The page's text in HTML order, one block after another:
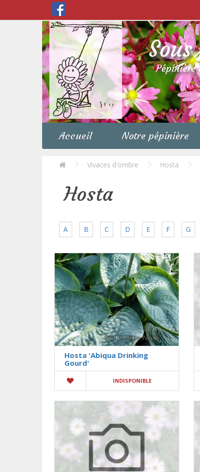
Pépinière
Accueil Notre pépinière
Vivaces d'ombre Hosta
Hosta
A B C D E F G
Hosta 'Abiqua Drinking
Gourd'
INDISPONIBLE